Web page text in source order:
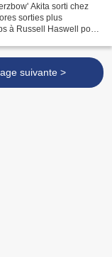
Akita sorti chez
sorties plus
à Russell Haswell pour
suivante >